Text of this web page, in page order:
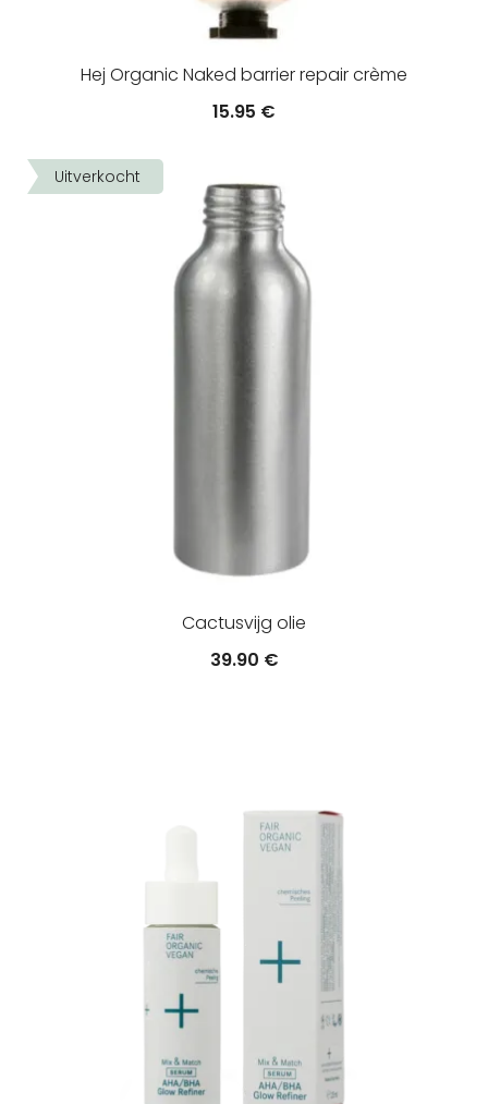
Hej Organic Naked barrier repair crème
15.95 €
Cactusvijg olie
Uitverkocht
39.90 €